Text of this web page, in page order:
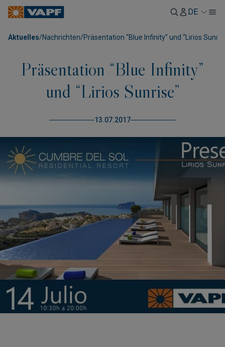
DE
Aktuelles/Nachrichten/Präsentation “Blue Infinity” und “Lirios
Präsentation “Blue Infinity”
und “Lirios Sunrise”
13.07.2017